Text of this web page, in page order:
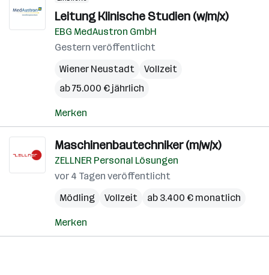
Leitung Klinische Studien (w/m/x)
EBG MedAustron GmbH
Gestern veröffentlicht
Wiener Neustadt
Vollzeit
ab 75.000 € jährlich
Merken
Maschinenbautechniker (m/w/x)
ZELLNER Personal Lösungen
vor 4 Tagen veröffentlicht
Mödling
Vollzeit ab 3.400 € monatlich
Merken